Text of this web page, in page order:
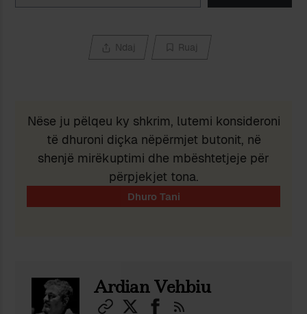
Ndaj Ruaj
Nëse ju pëlqeu ky shkrim, lutemi konsideroni
të dhuroni diçka nëpërmjet butonit, në
shenjë mirëkuptimi dhe mbështetjeje për
përpjekjet tona.
Ardian Vehbiu